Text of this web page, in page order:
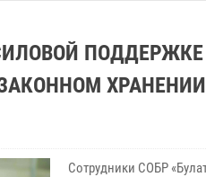
Сотрудники СОБР